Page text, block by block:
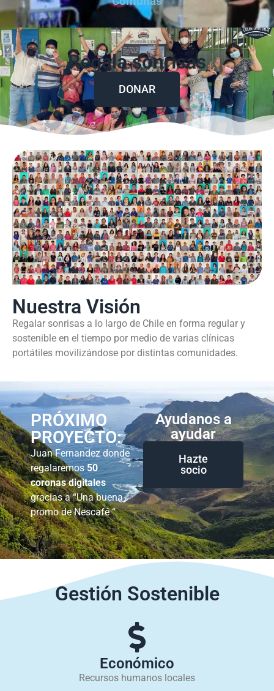
Regala sonrisas
DONAR
Nuestra Visión
Regalar sonrisas a lo largo de Chile en forma regular y
sostenible en el tiempo por medio de varias clínicas
portátiles movilizándose por distintas comunidades.
PRÓXIMO
PROYECTO:
Juan Fernandez donde
regalaremos 50
coronas digitales
gracias a “Una buena
promo de Nescafé “
Ayudanos a
ayudar
Hazte
socio
Gestión Sostenible
Económico
Recursos humanos locales